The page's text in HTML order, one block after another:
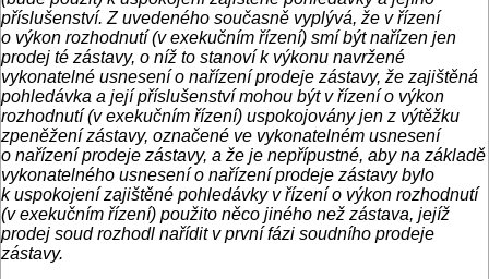
příslušenství. Z uvedeného současně vyplývá, že v řízení
o výkon rozhodnutí (v exekučním řízení) smí být nařízen jen
prodej té zástavy, o níž to stanoví k výkonu navržené
vykonatelné usnesení o nařízení prodeje zástavy, že zajištěná
pohledávka a její příslušenství mohou být v řízení o výkon
rozhodnutí (v exekučním řízení) uspokojovány jen z výtěžku
zpeněžení zástavy, označené ve vykonatelném usnesení
o nařízení prodeje zástavy, a že je nepřípustné, aby na základě
vykonatelného usnesení o nařízení prodeje zástavy bylo
k uspokojení zajištěné pohledávky v řízení o výkon rozhodnutí
(v exekučním řízení) použito něco jiného než zástava, jejíž
prodej soud rozhodl nařídit v první fázi soudního prodeje
zástavy.